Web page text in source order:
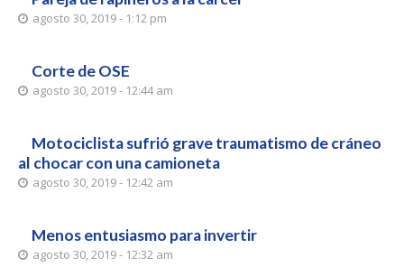
agosto 30, 2019 - 1:12 pm
Corte de OSE
agosto 30, 2019 - 12:44 am
Motociclista sufrió grave traumatismo de cráneo
al chocar con una camioneta
agosto 30, 2019 - 12:42 am
Menos entusiasmo para invertir
agosto 30, 2019 - 12:32 am